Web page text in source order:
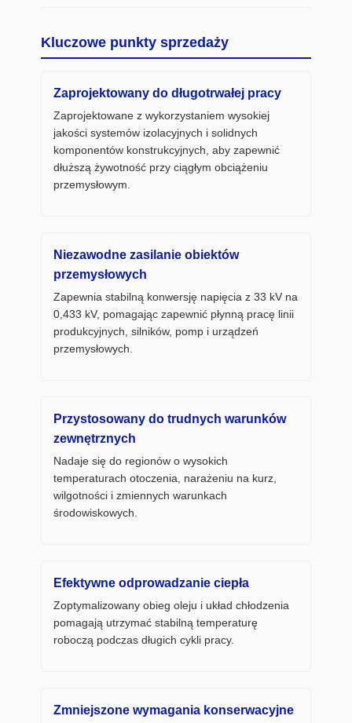
Kluczowe punkty sprzedaży
Zaprojektowany do długotrwałej pracy
Zaprojektowane z wykorzystaniem wysokiej
jakości systemów izolacyjnych i solidnych
komponentów konstrukcyjnych, aby zapewnić
dłuższą żywotność przy ciągłym obciążeniu
przemysłowym.
Niezawodne zasilanie obiektów
przemysłowych
Zapewnia stabilną konwersję napięcia z 33 kV na
0,433 kV, pomagając zapewnić płynną pracę linii
produkcyjnych, silników, pomp i urządzeń
przemysłowych.
Przystosowany do trudnych warunków
zewnętrznych
Nadaje się do regionów o wysokich
temperaturach otoczenia, narażeniu na kurz,
wilgotności i zmiennych warunkach
środowiskowych.
Efektywne odprowadzanie ciepła
Zoptymalizowany obieg oleju i układ chłodzenia
pomagają utrzymać stabilną temperaturę
roboczą podczas długich cykli pracy.
Zmniejszone wymagania konserwacyjne